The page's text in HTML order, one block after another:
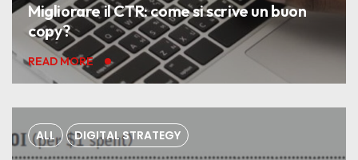
Migliorare il CTR: come si scrive un buon
copy?
READ MORE
ALL DIGITAL STRATEGY